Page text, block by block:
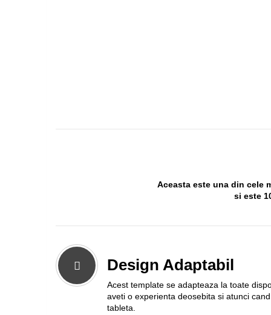
Aceasta este una din cele
si este
Design Adaptabil
Acest template se adapteaza la toate
aveti o experienta deosebita si atunci
tableta.